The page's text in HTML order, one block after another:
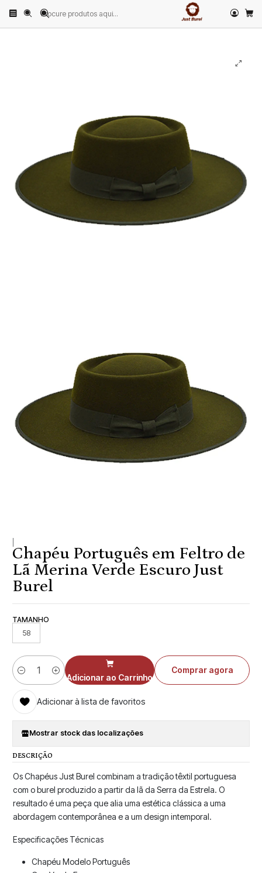
Início PRODUTOS CHAPÉUS
Chapéu Português em Feltro de Lã Merina Verde Escuro Just Burel
Chapéu Português em Feltro de
Lã Merina Verde Escuro Just
Burel
TAMANHO
58
Quantidade Adicionar ao Carrinho
Comprar agora
Adicionar à lista de favoritos
Mostrar stock das localizações
DESCRIÇÃO
Os Chapéus Just Burel combinam a tradição têxtil portuguesa
com o burel produzido a partir da lã da Serra da Estrela. O
resultado é uma peça que alia uma estética clássica a uma
abordagem contemporânea e a um design intemporal.
Especificações Técnicas
Chapéu Modelo Português